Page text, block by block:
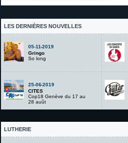
LES DERNIÈRES NOUVELLES
05-11-2019
Gringo
So long
25-06-2019
CITES
Cop18 Genève du 17 au
28 auût
LUTHERIE